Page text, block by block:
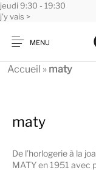
jeudi 9:30 - 19:30
j'y vais >
MENU
Accueil » maty
maty
De l’horlogerie à la
MATY en 1951 avec
Panneau de gestion